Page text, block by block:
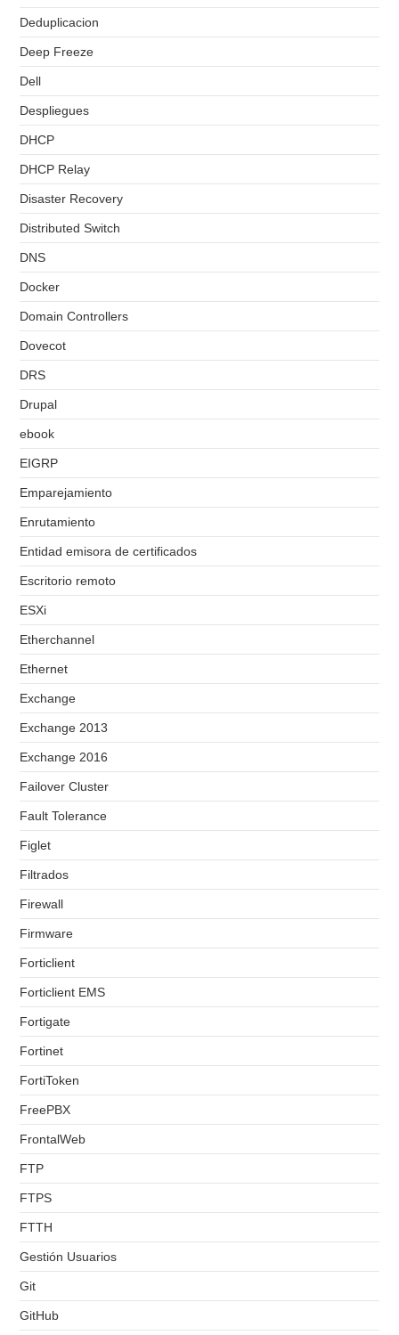
Deduplicacion
Deep Freeze
Dell
Despliegues
DHCP
DHCP Relay
Disaster Recovery
Distributed Switch
DNS
Docker
Domain Controllers
Dovecot
DRS
Drupal
ebook
EIGRP
Emparejamiento
Enrutamiento
Entidad emisora de certificados
Escritorio remoto
ESXi
Etherchannel
Ethernet
Exchange
Exchange 2013
Exchange 2016
Failover Cluster
Fault Tolerance
Figlet
Filtrados
Firewall
Firmware
Forticlient
Forticlient EMS
Fortigate
Fortinet
FortiToken
FreePBX
FrontalWeb
FTP
FTPS
FTTH
Gestión Usuarios
Git
GitHub